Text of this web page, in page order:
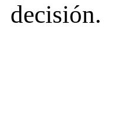
decisión.